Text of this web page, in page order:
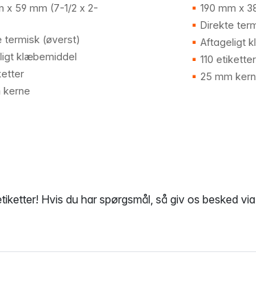
x 59 mm (7-1/2 x 2-
termisk (øverst)
klæbemiddel
kerne
190 mm x
Direkte
Aftageligt
110 etiketter
25 mm
Hvis du har spørgsmål, så giv os besked